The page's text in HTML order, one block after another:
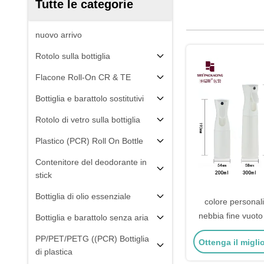
Tutte le categorie
nuovo arrivo
Rotolo sulla bottiglia
Flacone Roll-On CR & TE
Bottiglia e barattolo sostitutivi
Rotolo di vetro sulla bottiglia
Plastico (PCR) Roll On Bottle
Contenitore del deodorante in
stick
Bottiglia di olio essenziale
Bottiglia e barattolo senza aria
PP/PET/PETG ((PCR) Bottiglia
di plastica
colore
nebbia fine
500ml bottiglia
Ottenga il